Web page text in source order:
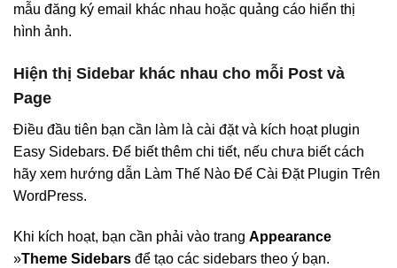
mẫu đăng ký email khác nhau hoặc quảng cáo hiển thị
hình ảnh.
Hiện thị Sidebar khác nhau cho mỗi Post và
Page
Điều đầu tiên bạn cần làm là cài đặt và kích hoạt plugin
Easy Sidebars. Để biết thêm chi tiết, nếu chưa biết cách
hãy xem hướng dẫn Làm Thế Nào Để Cài Đặt Plugin Trên
WordPress.
Khi kích hoạt, bạn cần phải vào trang Appearance
»Theme Sidebars để tạo các sidebars theo ý bạn.